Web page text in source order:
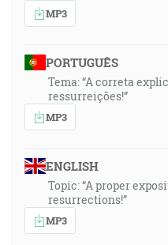
MP3
PORTUGUÊS
Tema: “A correta
ressurreições!”
MP3
ENGLISH
Topic: “A proper
resurrections!”
MP3